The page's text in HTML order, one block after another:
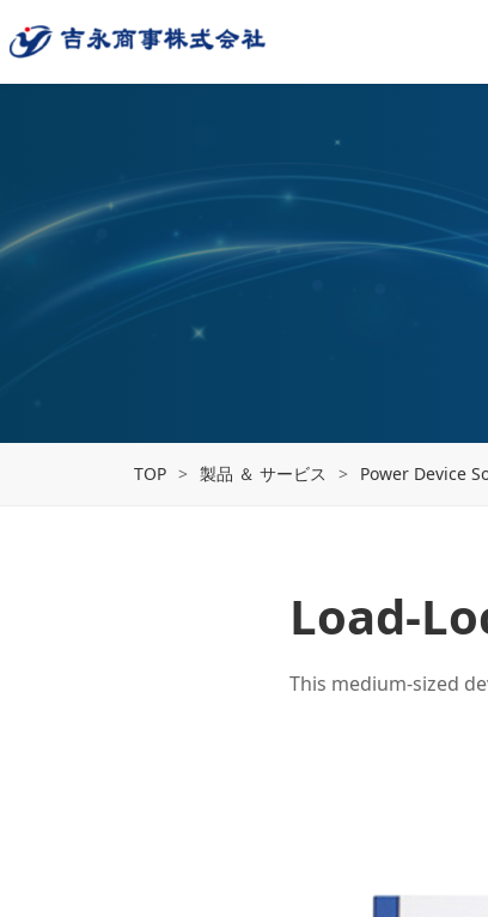
TOP > 製品 ＆ サービス > Power Device
Load-
This medium-sized